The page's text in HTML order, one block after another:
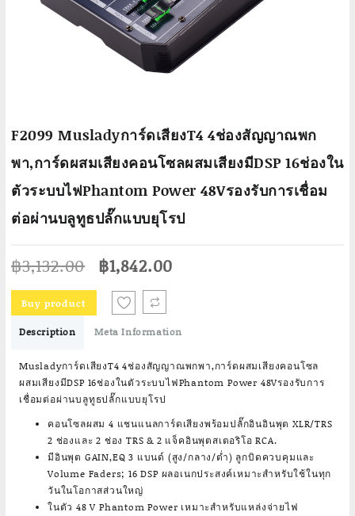
F2099 Musladyการ์ดเสียงT4 4ช่องสัญญาณพก
พา,การ์ดผสมเสียงคอนโซลผสมเสียงมีDSP 16ช่องใน
ตัวระบบไฟPhantom Power 48Vรองรับการเชื่อม
ต่อผ่านบลูทูธปลั๊กแบบยุโรป
฿3,132.00 Original
price
was:
฿3,132.00.
฿1,842.00
Buy product
Description Meta Information
Musladyการ์ดเสียงT4 4ช่องสัญญาณพกพา,การ์ดผสมเสียงคอนโซล
ผสมเสียงมีDSP 16ช่องในตัวระบบไฟPhantom Power 48Vรองรับการ
เชื่อมต่อผ่านบลูทูธปลั๊กแบบยุโรป
คอนโซลผสม 4 แชนแนลการ์ดเสียงพร้อมปลั๊กอินอินพุต XLR/TRS
2 ช่องและ 2 ช่อง TRS & 2 แจ็คอินพุตสเตอริโอ RCA.
มีอินพุต GAIN,EQ 3 แบนด์ (สูง/กลาง/ต่ำ) ลูกบิดควบคุมและ
Volume Faders; 16 DSP ผลอเนกประสงค์เหมาะสำหรับใช้ในทุก
วันในโอกาสส่วนใหญ่
ในตัว 48 V Phantom Power เหมาะสำหรับแหล่งจ่ายไฟ